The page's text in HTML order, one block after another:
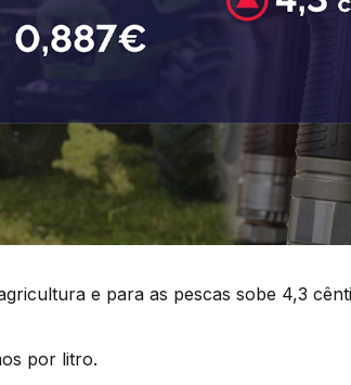
e para as pescas sobe 4,3
por litro.